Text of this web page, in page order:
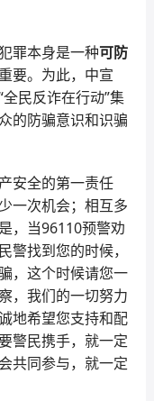
罪本身是一种可防
要。为此，中宣
民反诈在行动”集
的防骗意识和识骗
安全的第一责任
一次机会；相互多
，当96110预警劝
警找到您的时候，
，这个时候请您一
，我们的一切努力
地希望您支持和配
警民携手，就一定
共同参与，就一定